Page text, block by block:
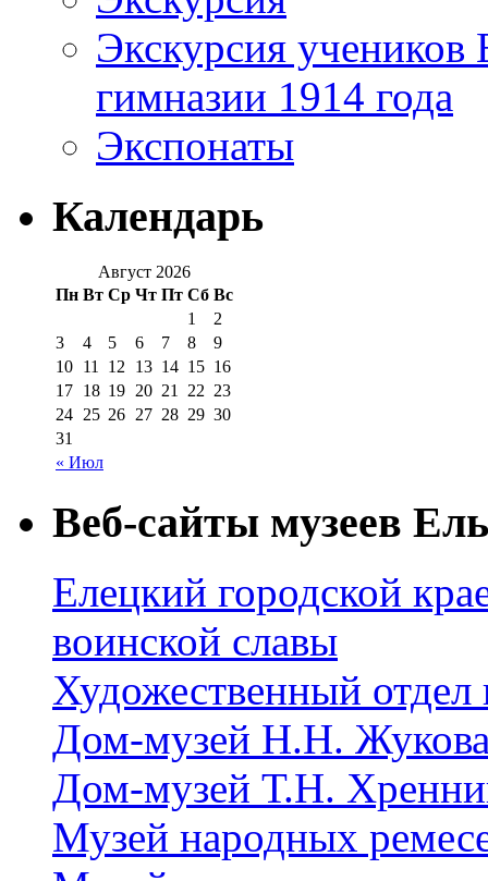
Экскурсия
гимназии 1914 года
Экспонаты
Календарь
Август 2026
Пн Вт Ср Чт Пт Сб Вс
« Июл
1
2
3
4 5 6 7 8
9
10 11 12 13 14 15 16
17 18 19 20 21 22 23
24 25 26 27 28 29 30
31
Веб-сайты музеев
Елецкий городской
воинской славы
Художественный отдел
Дом-музей Н.Н.
Дом-музей Т.Н.
Музей народных